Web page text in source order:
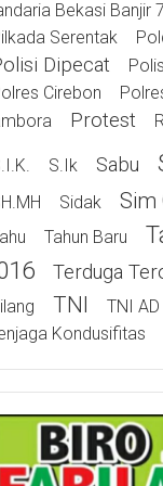
Bekasi Banjir
Serentak
Dipecat
Cirebon
Protest
S.Ik Sabu
Sidak Sim
Tahun Baru
Terduga
TNI TNI AD
Kondusifitas